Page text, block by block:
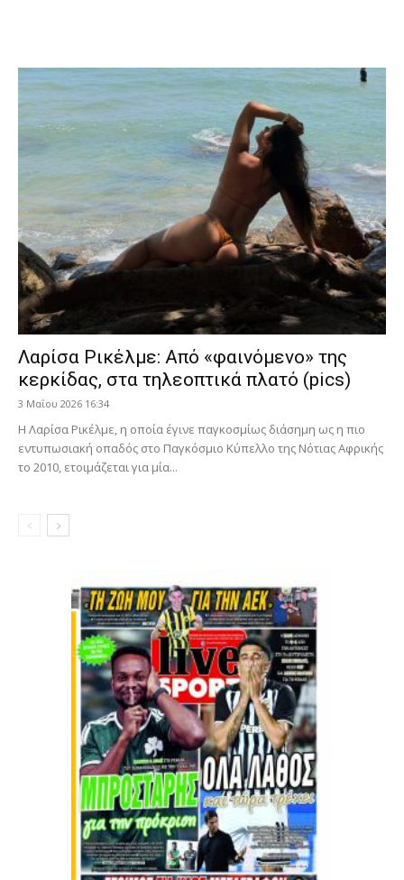
Λαρίσα Ρικέλμε: Από «φαινόμενο» της
κερκίδας, στα τηλεοπτικά πλατό (pics)
3 Μαΐου 2026 16:34
Η Λαρίσα Ρικέλμε, η οποία έγινε παγκοσμίως διάσημη ως η πιο
εντυπωσιακή οπαδός στο Παγκόσμιο Κύπελλο της Νότιας Αφρικής
το 2010, ετοιμάζεται για μία...